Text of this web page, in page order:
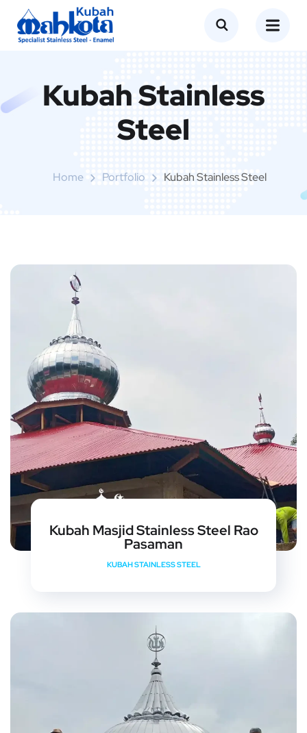
Kubah Stainless
Steel
Home Portfolio Kubah Stainless Steel
Kubah Masjid Stainless Steel Rao
Pasaman
KUBAH STAINLESS STEEL